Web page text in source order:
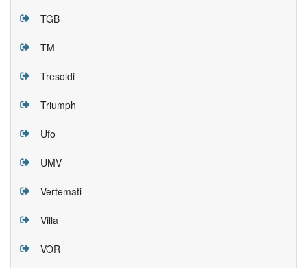
TGB
TM
Tresoldi
Triumph
Ufo
UMV
Vertemati
Villa
VOR